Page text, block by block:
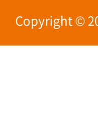
Copyright ©